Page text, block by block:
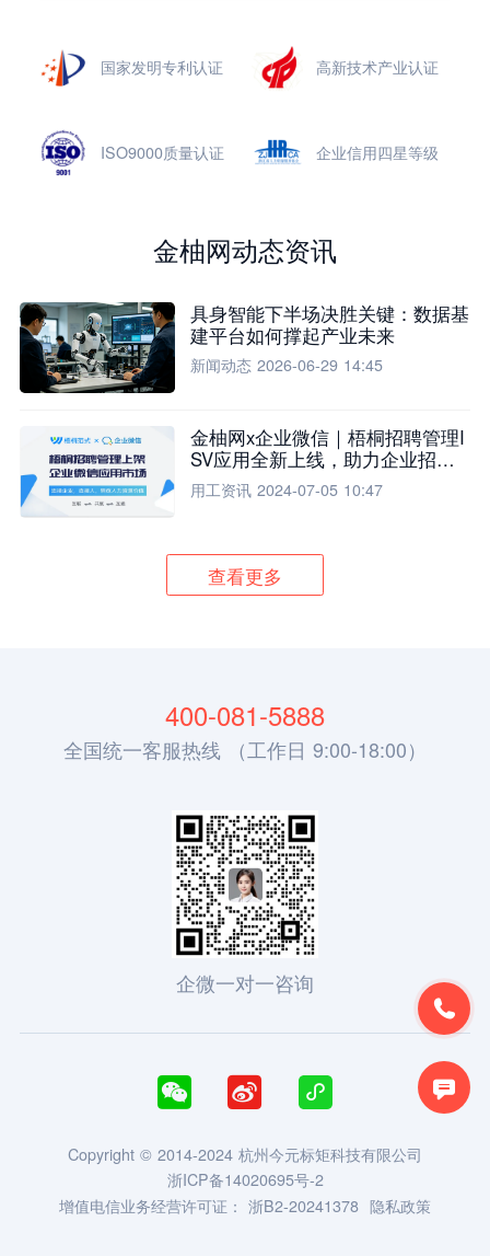
国家发明专利认证 高新技术产业认证
ISO9000质量认证 企业信用四星等级
金柚网动态资讯
具身智能下半场决胜关键：数据基
建平台如何撑起产业未来
新闻动态 2026-06-29 14:45
金柚网x企业微信｜梧桐招聘管理I
SV应用全新上线，助力企业招聘
流程全面升级
用工资讯 2024-07-05 10:47
查看更多


400-081-5888
全国统一客服热线 （工作日 9:00-18:00）
企微一对一咨询
  
Copyright © 2014-2024 杭州今元标矩科技有限公司
浙ICP备14020695号-2
增值电信业务经营许可证： 浙B2-20241378 隐私政策